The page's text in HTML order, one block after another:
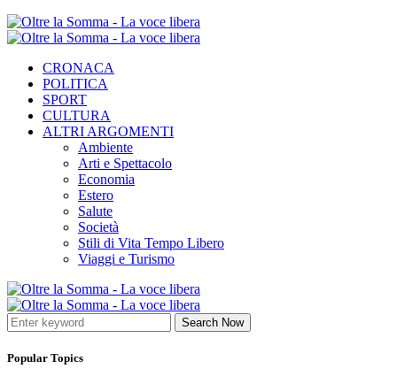
CRONACA
POLITICA
SPORT
CULTURA
ALTRI ARGOMENTI
Ambiente
Arti e Spettacolo
Economia
Estero
Salute
Società
Stili di Vita Tempo Libero
Viaggi e Turismo
Search Now
Popular Topics